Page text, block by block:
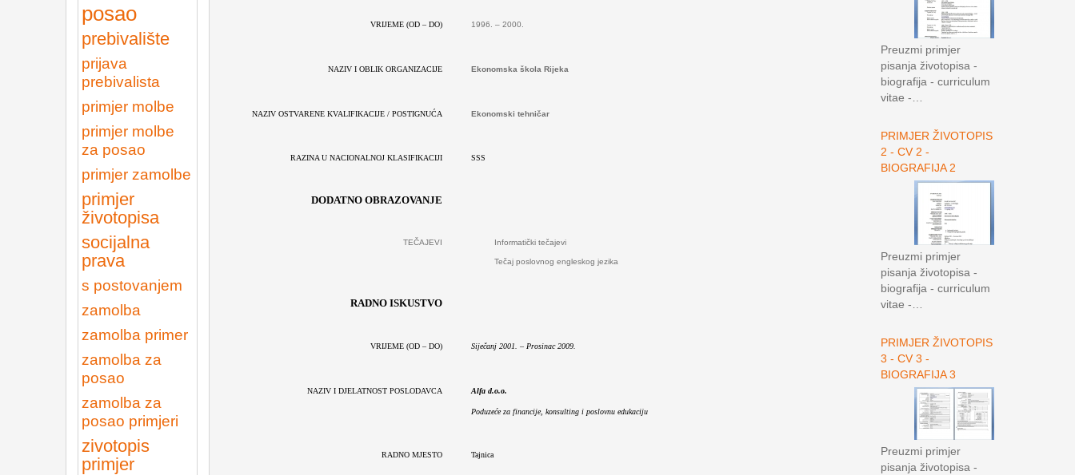
VRIJEME (OD – DO) 1996. – 2000.
NAZIV I OBLIK ORGANIZACIJE Ekonomska škola Rijeka
NAZIV OSTVARENE KVALIFIKACIJE / POSTIGNUĆA Ekonomski tehničar
RAZINA U NACIONALNOJ KLASIFIKACIJI SSS
DODATNO OBRAZOVANJE
TEČAJEVI Informatički tečajevi
Tečaj poslovnog engleskog jezika
RADNO ISKUSTVO
VRIJEME (OD – DO) Siječanj 2001. – Prosinac 2009.
NAZIV I DJELATNOST POSLODAVCA Alfa d.o.o.
Poduzeće za financije, konsulting i poslovnu edukaciju
RADNO MJESTO Tajnica
posao
prebivalište
prijava
prebivalista
primjer molbe
primjer molbe
za posao
primjer zamolbe
primjer
životopisa
socijalna
prava
s postovanjem
zamolba
zamolba primer
zamolba za
posao
zamolba za
posao primjeri
zivotopis
primjer
Preuzmi primjer
pisanja životopisa -
biografija - curriculum
vitae -…
PRIMJER ŽIVOTOPIS
2 - CV 2 -
BIOGRAFIJA 2
Preuzmi primjer
pisanja životopisa -
biografija - curriculum
vitae -…
PRIMJER ŽIVOTOPIS
3 - CV 3 -
BIOGRAFIJA 3
Preuzmi primjer
pisanja životopisa -